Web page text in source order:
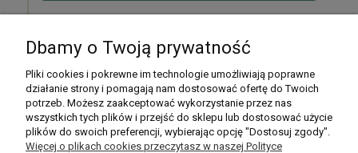
Moje konto
Płatności i dostawa
Dbamy o Twoją prywatność
Pliki cookies i pokrewne im technologie umożliwiają poprawne
działanie strony i pomagają nam dostosować ofertę do Twoich
potrzeb. Możesz zaakceptować wykorzystanie przez nas
wszystkich tych plików i przejść do sklepu lub dostosować użycie
plików do swoich preferencji, wybierając opcję "Dostosuj zgody".
Więcej o plikach cookies przeczytasz w naszej Polityce